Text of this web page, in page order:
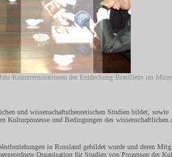
Kommemorationen der Entdeckung Brasiliens im
und wissenschaftstheoretischen Studien bildet, sowie
und Bedingungen des
in Russland gebildet wurde und deren
Organisation für Studien von Prozessen der